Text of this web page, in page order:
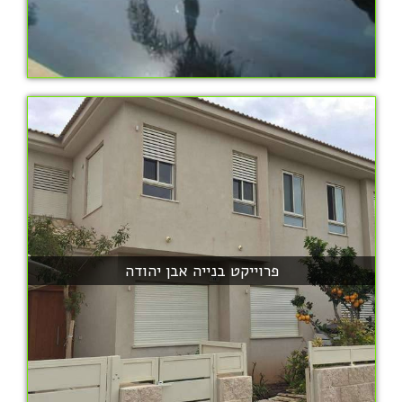
פרוייקט בנייה אבן יהודה